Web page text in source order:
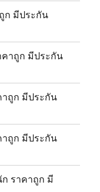
ก มีประกัน
คาถูก มีประกัน
าถูก มีประกัน
าถูก มีประกัน
ราคาถูก มี